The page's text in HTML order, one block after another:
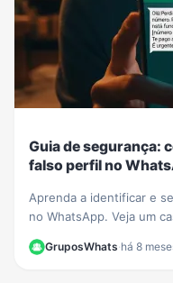
Guia de segurança:
falso perfil no
Aprenda a identificar e
no WhatsApp. Veja um
GruposWhats·há 8